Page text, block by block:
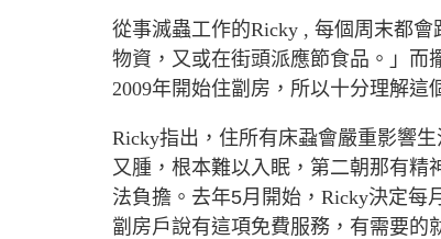
從事滅蟲工作的Ricky , 每個周末都會
物資，又或在街頭派應節食品。」而
2009年開始住劏房，所以十分理解這
Ricky指出，住所有床蝨會嚴重影響
又腫，根本難以入眠，第二朝那有精
法負擔。去年5月開始， Ricky決定每
劏房戶說有這項免費服務，有需要的